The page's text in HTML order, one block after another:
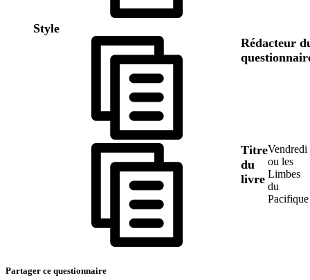
Style
Rédacteur
Titre
du
livre
Vendredi
ou les
Limbes
du
Pacifique
Partager ce questionnaire